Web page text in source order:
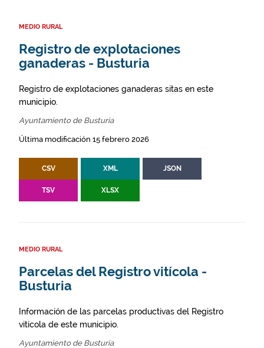
MEDIO RURAL
Registro de explotaciones
ganaderas - Busturia
Registro de explotaciones ganaderas sitas en este
municipio.
Ayuntamiento de Busturia
Última modificación 15 febrero 2026
CSV XML JSON
TSV XLSX
MEDIO RURAL
Parcelas del Registro vitícola -
Busturia
Información de las parcelas productivas del Registro
vitícola de este municipio.
Ayuntamiento de Busturia